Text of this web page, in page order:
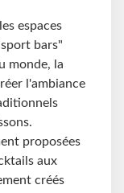
espaces
bars"
monde, la
l'ambiance
proposées
aux
créés